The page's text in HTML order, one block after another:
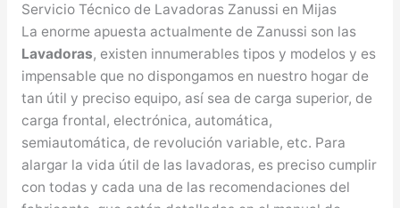
Servicio Técnico de Lavadoras Zanussi en Mijas
La enorme apuesta actualmente de Zanussi son las
Lavadoras, existen innumerables tipos y modelos y es
impensable que no dispongamos en nuestro hogar de
tan útil y preciso equipo, así sea de carga superior, de
carga frontal, electrónica, automática,
semiautomática, de revolución variable, etc. Para
alargar la vida útil de las lavadoras, es preciso cumplir
con todas y cada una de las recomendaciones del